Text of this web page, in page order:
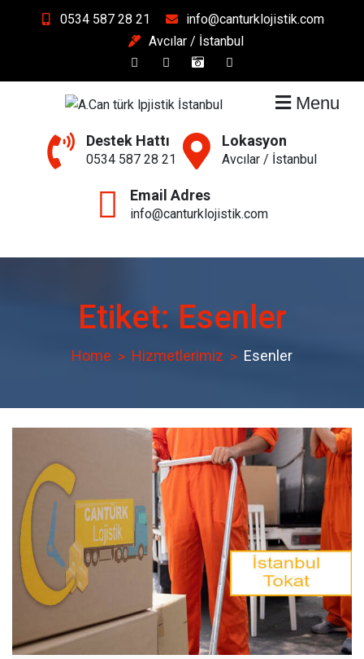
0534 587 28 21
info@canturklojistik.com
Avcılar / İstanbul
A.Cantürk Lojistik &
Nakliyat
Menu
Destek Hattı
0534 587 28 21
Lokasyon
Avcılar / İstanbul
Email Adres
info@canturklojistik.com
Etiket: Esenler
Home Hizmetlerimiz Esenler